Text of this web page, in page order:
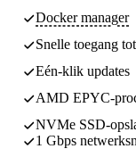
Docker manager
Snelle toegang
Eén-klik updates
AMD EPYC-
NVMe SSD-
1 Gbps